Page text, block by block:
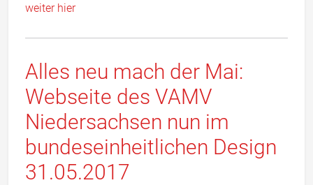
weiter hier
Alles neu mach der Mai:
Webseite des VAMV
Niedersachsen nun im
bundeseinheitlichen Design
31.05.2017